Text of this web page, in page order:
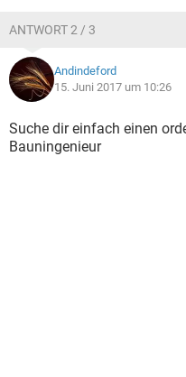
ANTWORT 2 / 3
Andindeford
15. Juni 2017 um 10:26
Suche dir einfach einen
Bauningenieur